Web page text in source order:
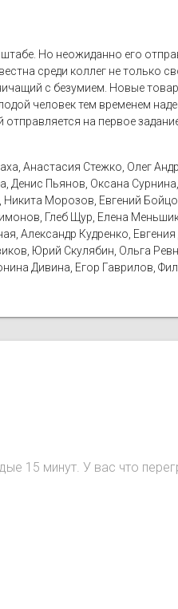
Но неожиданно его
среди коллег не только
с безумием. Новые
человек тем временем
на первое
Анастасия Стежко, Олег
Пьянов, Оксана
Морозов, Евгений
Глеб Щур, Елена
Александр Кудренко,
Юрий Скулябин, Ольга
Дивина, Егор Гаврилов,
15 минут. У вас что